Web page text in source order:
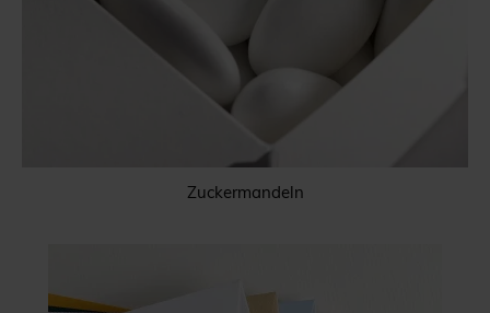
Zuckermandeln